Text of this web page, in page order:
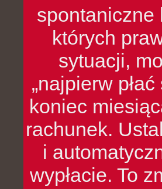
spontaniczne
których
sytuacji,
„najpierw
koniec
rachunek.
i
wypłacie. To